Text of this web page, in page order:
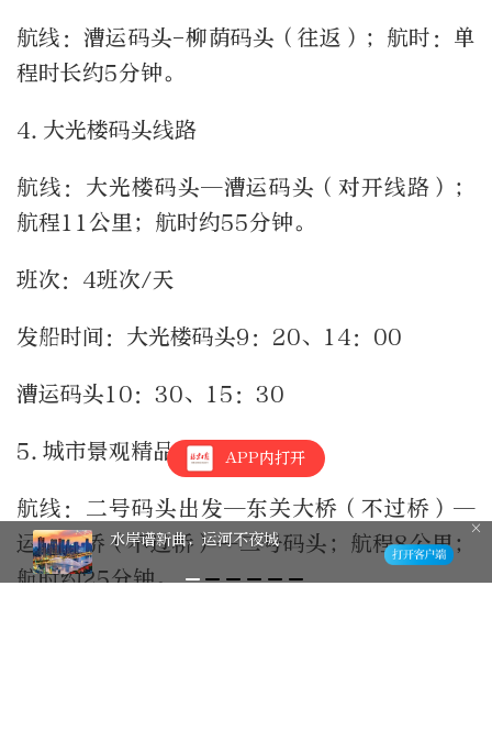
航线：漕运码头-柳荫码头（往返）；航时：单
程时长约5分钟。
4.大光楼码头线路
航线：大光楼码头—漕运码头（对开线路）；
航程11公里；航时约55分钟。
班次：4班次/天
发船时间：大光楼码头9：20、14：00
漕运码头10：30、15：30
5.城市景观精品夜航线路
航线：二号码头出发—东关大桥（不过桥）—
运河大桥（不过桥）—二号码头；航程8公里；
航时约25分钟。
APP内打开
水岸谱新曲，运河不夜城